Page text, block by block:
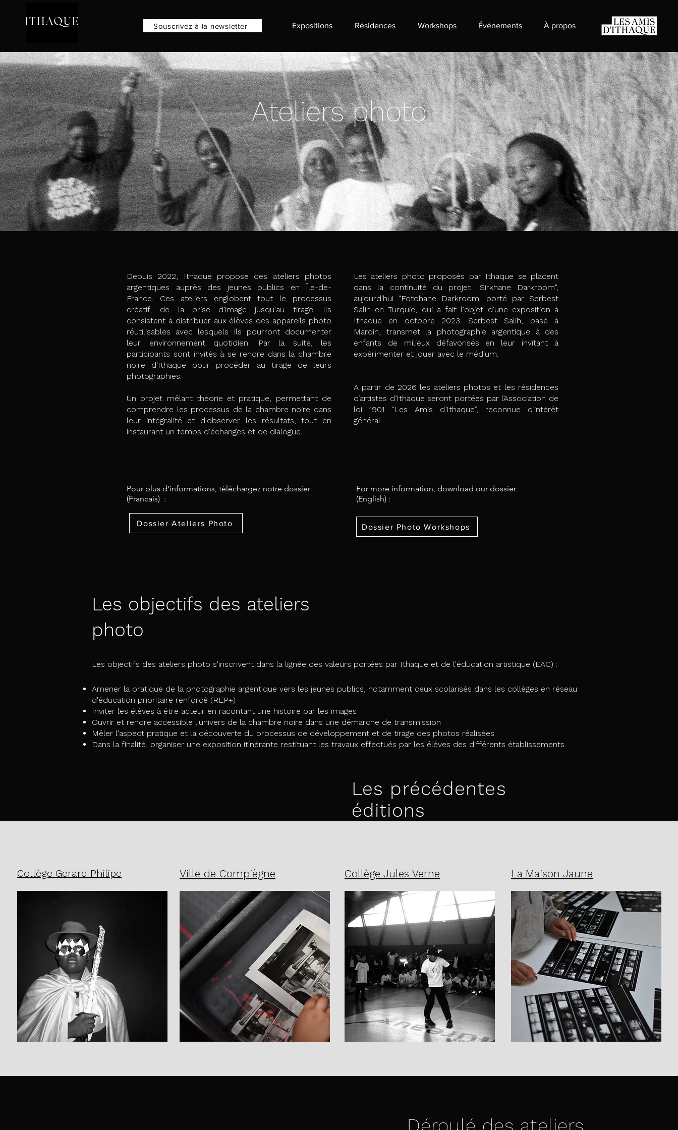
​Souscrivez à la newsletter Expositions Résidences Workshops Événements À propos
Ateliers photo
Depuis 2022, Ithaque propose des ateliers photos
argentiques auprès des jeunes publics en Île-de-
France. Ces ateliers englobent tout le processus
créatif, de la prise d'image jusqu'au tirage. Ils
consistent à distribuer aux élèves des appareils photo
réutilisables avec lesquels ils pourront documenter
leur environnement quotidien. Par la suite, les
participants sont invités à se rendre dans la chambre
noire d'Ithaque pour procéder au tirage de leurs
photographies.
Un projet mêlant théorie et pratique, permettant de
comprendre les processus de la chambre noire dans
leur intégralité et d'observer les résultats, tout en
instaurant un temps d'échanges et de dialogue.
Pour plus d'informations, téléchargez notre dossier
(Francais) :
Dossier Ateliers Photo
Les ateliers photo proposés par Ithaque se placent
dans la continuité du projet "Sirkhane Darkroom",
aujourd'hui "Fotohane Darkroom" porté par Serbest
Salih en Turquie, qui a fait l'objet d'une exposition à
Ithaque en octobre 2023. Serbest Salih, basé à
Mardin, transmet la photographie argentique à des
enfants de milieux défavorisés en leur invitant à
expérimenter et jouer avec le médium. ​​
A partir de 2026 les ateliers photos et les résidences
d’artistes d’Ithaque seront portées par l’Association de
loi 1901 “Les Amis d’Ithaque”, reconnue d’intérêt
général.
For more information, download our dossier
(English) :
Dossier Photo Workshops
Les objectifs des ateliers
photo
Les objectifs des ateliers photo s'inscrivent dans la lignée des valeurs portées par Ithaque et de l'éducation artistique (EAC) :
Amener la pratique de la photographie argentique vers les jeunes publics, notamment ceux scolarisés dans les collèges en réseau
d'éducation prioritaire renforcé (REP+)​
Inviter les élèves à être acteur en racontant une histoire par les images​​
Ouvrir et rendre accessible l'univers de la chambre noire dans une démarche de transmission​
Mêler l'aspect pratique et la découverte du processus de développement et de tirage des photos réalisées​
Dans la finalité, organiser une exposition itinérante restituant les travaux effectués par les élèves des différents établissements.
Les précédentes
éditions
Collège Gerard Philipe Ville de Compiègne Collège Jules Verne La Maison Jaune